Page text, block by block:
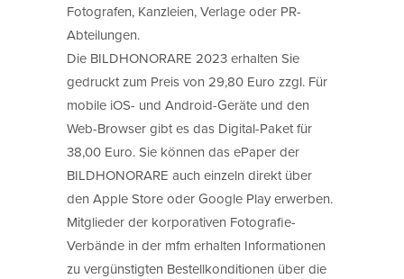
Fotografen, Kanzleien, Verlage oder PR-
Abteilungen.
Die BILDHONORARE 2023 erhalten Sie
gedruckt zum Preis von 29,80 Euro zzgl. Für
mobile iOS- und Android-Geräte und den
Web-Browser gibt es das Digital-Paket für
38,00 Euro. Sie können das ePaper der
BILDHONORARE auch einzeln direkt über
den Apple Store oder Google Play erwerben.
Mitglieder der korporativen Fotografie-
Verbände in der mfm erhalten Informationen
zu vergünstigten Bestellkonditionen über die